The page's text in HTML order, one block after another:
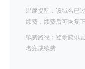
温馨提醒：该域名已
续费，续费后可恢复
续费路径：登录腾讯
名完成续费